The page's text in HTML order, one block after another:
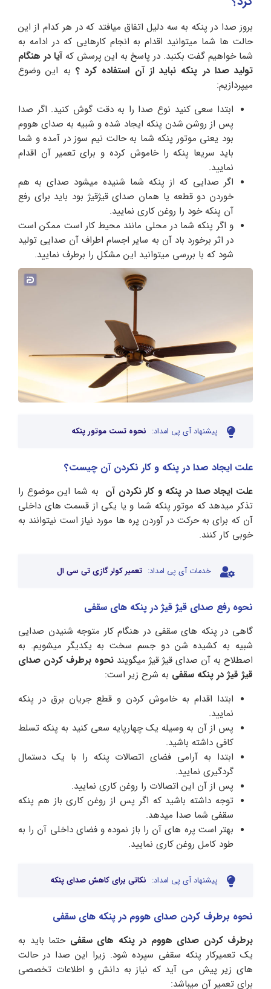
بروز صدا در پنکه به سه دلیل اتفاق میافتد که در هر کدام از این
حالت ها شما میتوانید اقدام به انجام کارهایی که در ادامه به
شما خواهیم گفت بکنبد. در پاسخ به این پرسش که آیا در هنگام
تولید صدا در پنکه نباید از آن استفاده کرد ؟ به این وضوع
میپردازیم:
ابتدا سعی کنید نوع صدا را به دقت گوش کنید. اگر صدا
پس از روشن شدن پنکه ایجاد شده و شبیه به صدای هووم
بود یعنی موتور پنکه شما به حالت نیم سوز در آمده و شما
باید سریعا پنکه را خاموش کرده و برای تعمیر آن اقدام
نمایید.
اگر صدایی که از پنکه شما شنیده میشود صدای به هم
خوردن دو قطعه یا همان صدای قیژقیژ بود باید برای رفع
آن پنکه خود را روغن کاری نمایید.
و اگر پنکه شما در محلی مانند محیط کار است ممکن است
در اثر برخورد باد آن به سایر اجسام اطراف آن صدایی تولید
شود که با بررسی میتوانید این مشکل را برطرف نمایید.
پیشنهاد آی پی امداد: نحوه تست موتور پنکه
علت ایجاد صدا در پنکه و کار نکردن آن چیست؟
علت ایجاد صدا در پنکه و کار نکردن آن به شما این موضوع را
تذکر میدهد که موتور پنکه شما و یا یکی از قسمت های داخلی
آن که برای به حرکت در آوردن پره ها مورد نیاز است نیتوانند به
خوبی کار کنند.
خدمات آی پی امداد: تعمیر کولر گازی تی سی ال
نحوه رفع صدای قیژ قیژ در پنکه های سقفی
گاهی در پنکه های سقفی در هنگام کار متوجه شنیدن صدایی
شبیه به کشیده شن دو جسم سخت به یکدیگر میشویم. به
اصطلاح به آن صدای قیژ قیژ میگویند نحوه برطرف کردن صدای
قیژ قیژ در پنکه سقفی به شرح زیر است:
ابتدا اقدام به خاموش کردن و قطع جریان برق در پنکه
نمایید.
پس از آن به وسیله یک چهارپایه سعی کنید به پنکه تسلط
کافی داشته باشید.
ابتدا به آرامی فضای اتصالات پنکه را با یک دستمال
گردگیری نمایید.
پس از آن این اتصالات را روغن کاری نمایید.
توجه داشته باشید که اگر پس از روغن کاری باز هم پنکه
سقفی شما صدا میدهد.
بهتر است پره های آن را باز نموده و فضای داخلی آن را به
طود کامل روغن کاری نمایید.
پیشنهاد آی پی امداد: نکاتی برای کاهش صدای پنکه
نحوه برطرف کردن صدای هووم در پنکه های سقفی
برطرف کردن صدای هووم در پنکه های سقفی حتما باید به
یک تعمیرکار پنکه سقفی سپرده شود. زیرا این صدا در حالت
های زیر پیش می آید که نیاز به دانش و اطلاعات تخصصی
برای تعمیر آن میباشد: